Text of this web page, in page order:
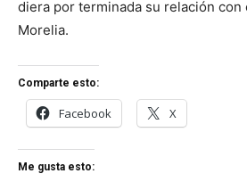
diera por terminada su relación con
Morelia.
Comparte esto:
Facebook X
Me gusta esto: